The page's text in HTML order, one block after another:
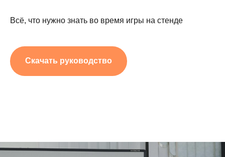
Всё, что нужно знать во время игры на стенде
Скачать руководство